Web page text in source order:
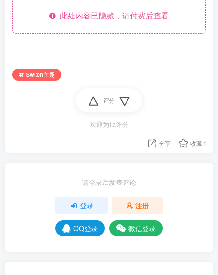
此处内容已隐藏，请付费后查看
Switch主题
评分
欢迎为Ta评分
分享 收藏 1
请登录后发表评论
登录 注册
QQ登录 微信登录